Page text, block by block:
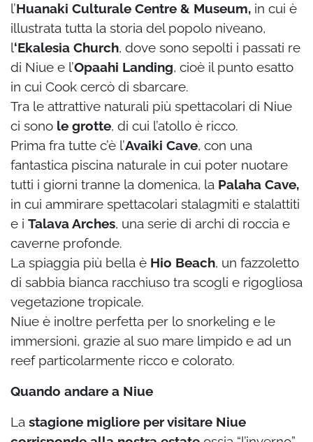
l’Huanaki Culturale Centre & Museum, in cui è
illustrata tutta la storia del popolo niveano,
l‘Ekalesia Church, dove sono sepolti i passati re
di Niue e l’Opaahi Landing, cioè il punto esatto
in cui Cook cercò di sbarcare.
Tra le attrattive naturali più spettacolari di Niue
ci sono le grotte, di cui l’atollo è ricco.
Prima fra tutte c’è l’Avaiki Cave, con una
fantastica piscina naturale in cui poter nuotare
tutti i giorni tranne la domenica, la Palaha Cave,
in cui ammirare spettacolari stalagmiti e stalattiti
e i Talava Arches, una serie di archi di roccia e
caverne profonde.
La spiaggia più bella è Hio Beach, un fazzoletto
di sabbia bianca racchiuso tra scogli e rigogliosa
vegetazione tropicale.
Niue è inoltre perfetta per lo snorkeling e le
immersioni, grazie al suo mare limpido e ad un
reef particolarmente ricco e colorato.
Quando andare a Niue
La stagione migliore per visitare Niue